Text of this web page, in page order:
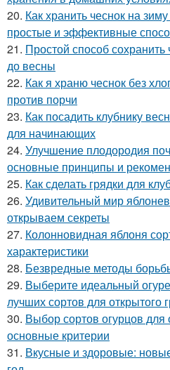
20. Как хранить чеснок на
простые и эффективные
21. Простой способ сохранить
до весны
22. Как я храню чеснок без
против порчи
23. Как посадить клубнику
для начинающих
24. Улучшение плодородия
основные принципы и
25. Как сделать грядки для
26. Удивительный мир
открываем секреты
27. Колонновидная яблоня
характеристики
28. Безвредные методы
29. Выберите идеальный
лучших сортов для открытого
30. Выбор сортов огурцов для
основные критерии
31. Вкусные и здоровые: